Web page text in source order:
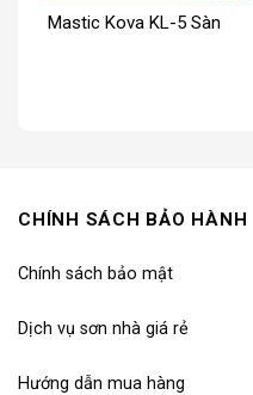
Mastic Kova KL-5 Sàn
CHÍNH SÁCH BẢO HÀNH
Chính sách bảo mật
Dịch vụ sơn nhà giá rẻ
Hướng dẫn mua hàng